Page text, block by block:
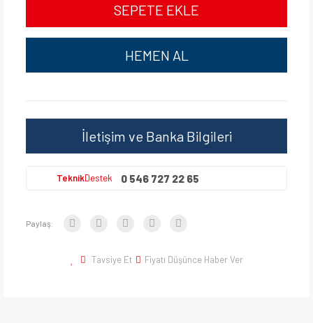
SEPETE EKLE
HEMEN AL
İletişim ve Banka Bilgileri
TeknikDestek 0 546 727 22 65
Paylaş:
Tavsiye Et Fiyatı Düşünce Haber Ver